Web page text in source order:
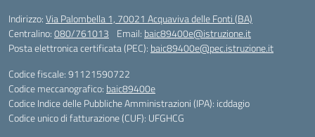
Indirizzo:Via Palombella 1, 70021 Acquaviva delle Fonti (BA)
Centralino:080/761013 Email: baic89400e@istruzione.it
Posta elettronica certificata (PEC): baic89400e@pec.istruzione.it
Codice fiscale: 91121590722
Codice meccanografico: baic89400e
Codice Indice delle Pubbliche Amministrazioni (IPA): icddagio
Codice unico di fatturazione (CUF): UFGHCG